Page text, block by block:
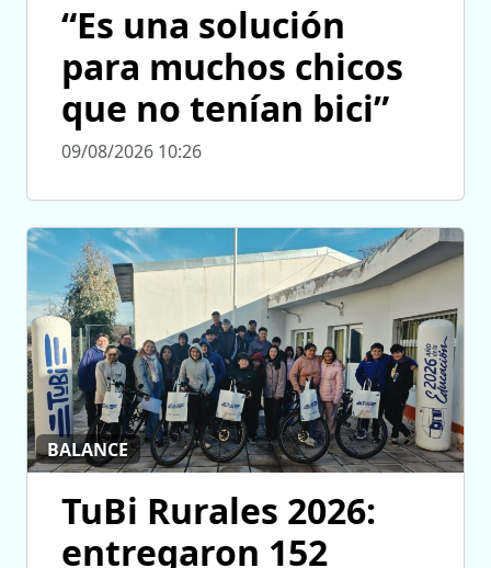
“Es una solución
para muchos chicos
que no tenían bici”
09/08/2026 10:26
BALANCE
TuBi Rurales 2026:
entregaron 152